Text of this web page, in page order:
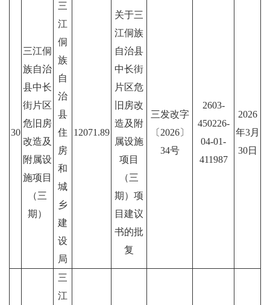
30
三江侗
族自治
县中长
街片区
危旧房
改造及
附属设
施项目
（三
期）
三
江
侗
族
自
治
县
住
房
和
城
乡
建
设
局
12071.89
关于三
江侗族
自治县
中长街
片区危
旧房改
造及附
属设施
项目
（三
期）项
目建议
书的批
复
三发改字
〔2026〕
34号
2603-
450226-
04-01-
411987
2026
年3月
30日
三
江